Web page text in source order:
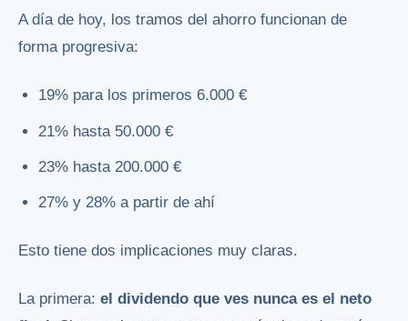
A día de hoy, los tramos del ahorro funcionan de
forma progresiva:
19% para los primeros 6.000 €
21% hasta 50.000 €
23% hasta 200.000 €
27% y 28% a partir de ahí
Esto tiene dos implicaciones muy claras.
La primera: el dividendo que ves nunca es el neto